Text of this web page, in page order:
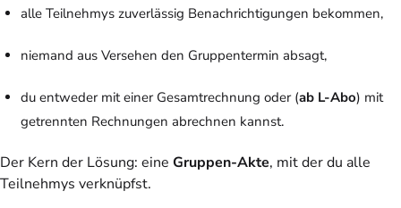
alle Teilnehmys zuverlässig Benachrichtigungen bekommen,
niemand aus Versehen den Gruppentermin absagt,
du entweder mit einer Gesamtrechnung oder (ab L-Abo) mit
getrennten Rechnungen abrechnen kannst.
Der Kern der Lösung: eine Gruppen-Akte, mit der du alle
Teilnehmys verknüpfst.